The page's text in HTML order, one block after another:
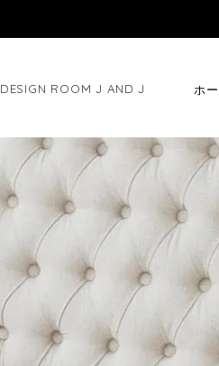
DESIGN ROOM J AND J ホ